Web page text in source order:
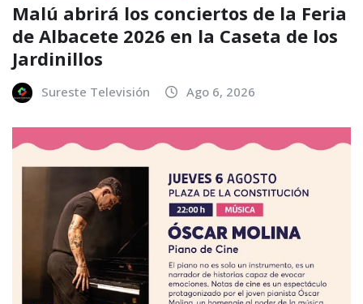
Malú abrirá los conciertos de la Feria
de Albacete 2026 en la Caseta de los
Jardinillos
Sureste Televisión Ago 6, 2026